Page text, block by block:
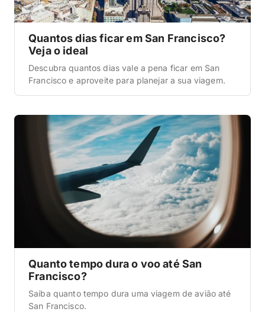
Quantos dias ficar em San Francisco?
Veja o ideal
Descubra quantos dias vale a pena ficar em San
Francisco e aproveite para planejar a sua viagem.
Quanto tempo dura o voo até San
Francisco?
Saiba quanto tempo dura uma viagem de avião até
San Francisco.